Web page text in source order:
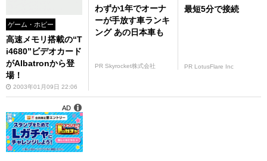
ゲーム・ホビー
高速メモリ搭載の“T
i4680”ビデオカード
がAlbatronから登
場！
2003年01月09日 22:06
わずか1年でオーナ
ーが手放す車ランキ
ング あの日本車も
PR Skyrocket株式会社
最短5分で接続
PR LotusFlare Inc
AD